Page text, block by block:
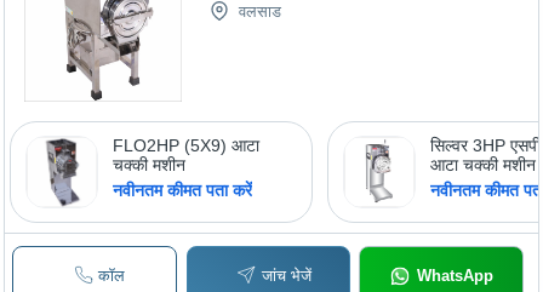
वलसाड
FLO2HP (5X9) आटा
चक्की मशीन
नवीनतम कीमत पता करें
सिल्वर 3HP
आटा चक्की मशीन
नवीनतम कीमत
कॉल जांच भेजें WhatsApp